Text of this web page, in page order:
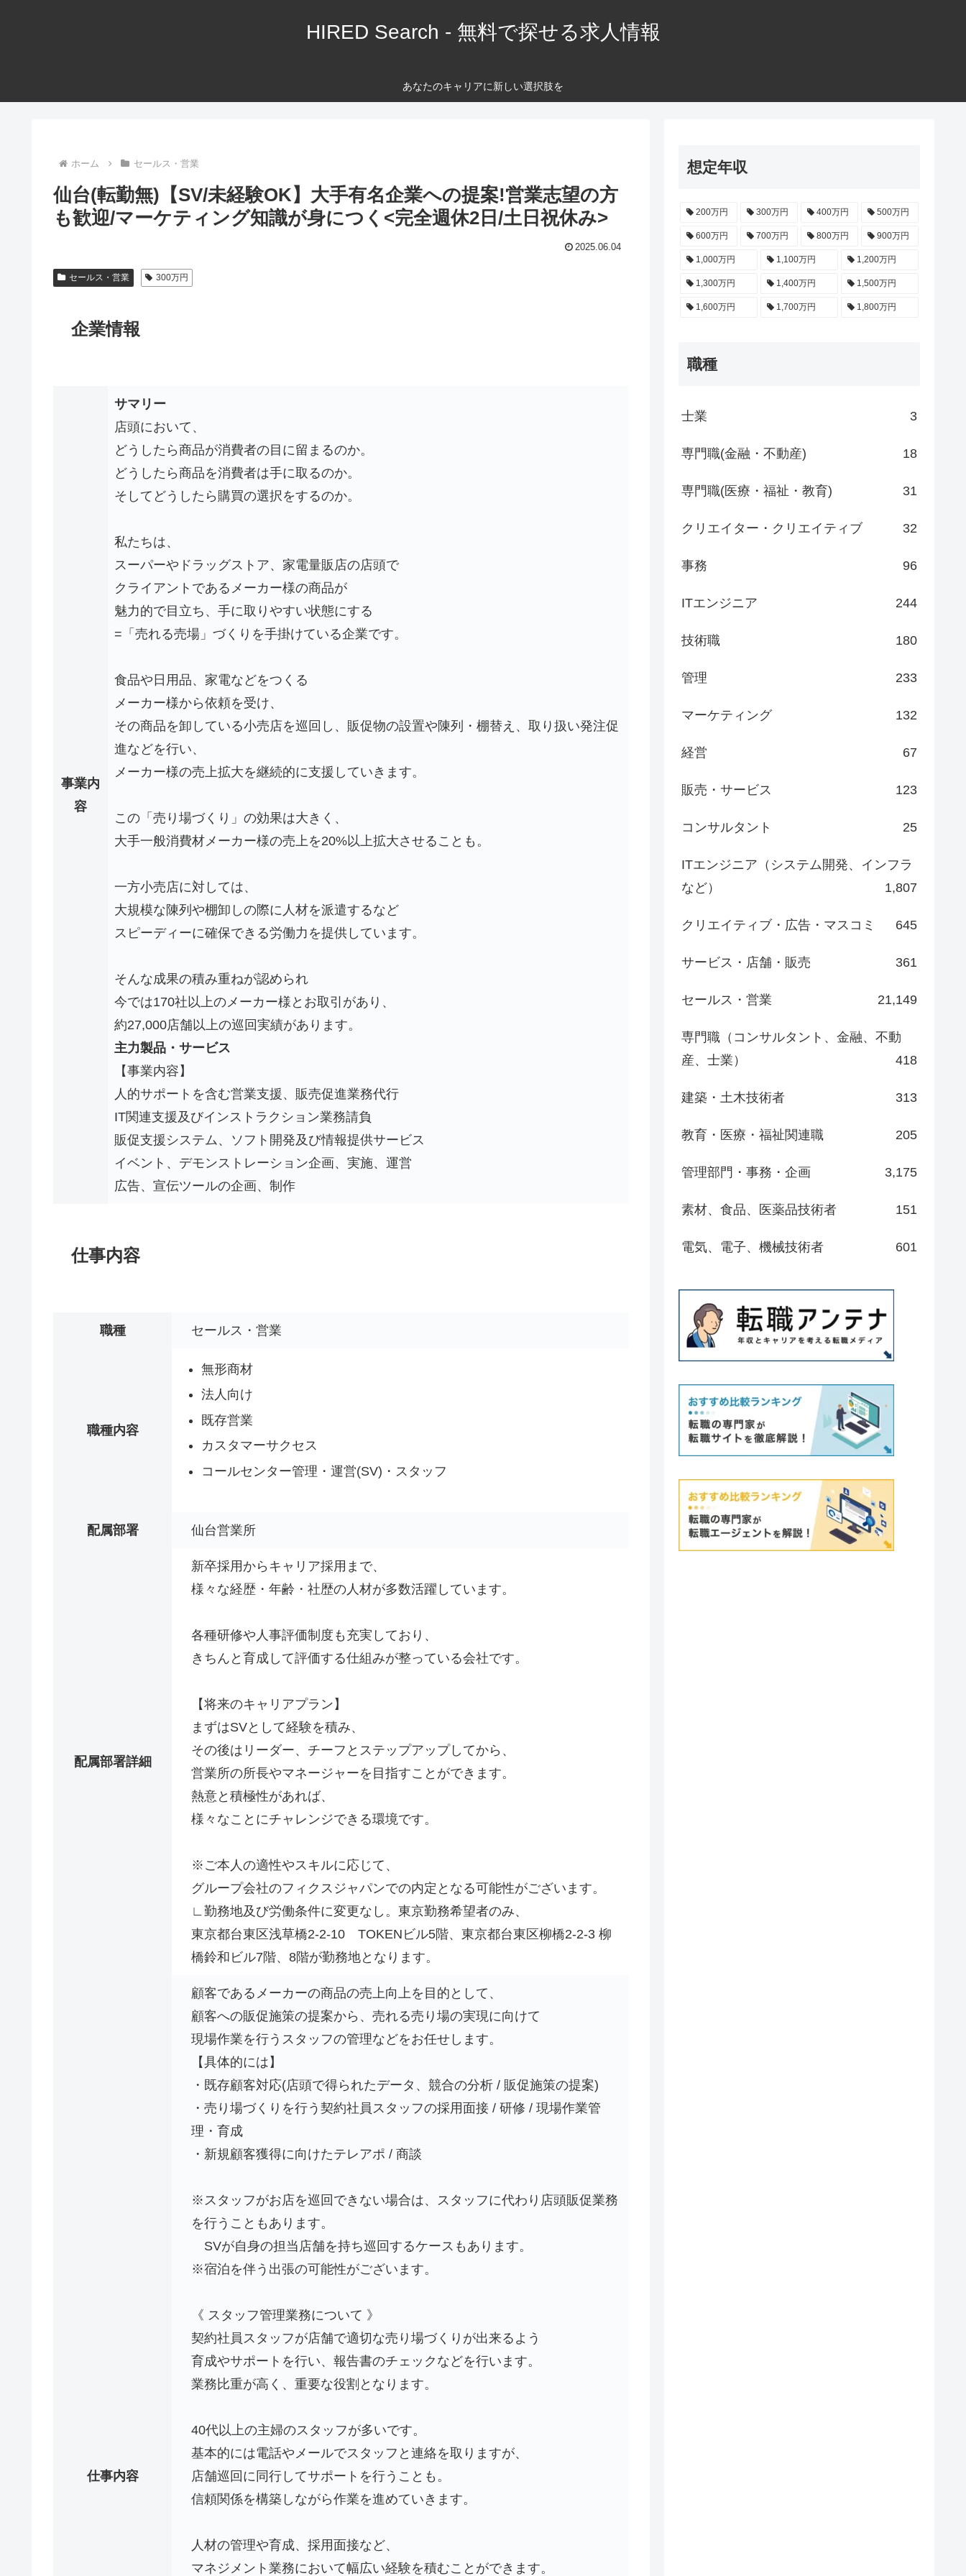
HIRED Search - 無料で探せる求人情報
あなたのキャリアに新しい選択肢を
ホーム セールス・営業
仙台(転勤無)【SV/未経験OK】大手有名企業への提案!営業志望の方
も歓迎/マーケティング知識が身につく<完全週休2日/土日祝休み>
2025.06.04
セールス・営業 300万円
企業情報
事業内
容
サマリー
店頭において、
どうしたら商品が消費者の目に留まるのか。
どうしたら商品を消費者は手に取るのか。
そしてどうしたら購買の選択をするのか。
私たちは、
スーパーやドラッグストア、家電量販店の店頭で
クライアントであるメーカー様の商品が
魅力的で目立ち、手に取りやすい状態にする
=「売れる売場」づくりを手掛けている企業です。
食品や日用品、家電などをつくる
メーカー様から依頼を受け、
その商品を卸している小売店を巡回し、販促物の設置や陳列・棚替え、取り扱い発注促
進などを行い、
メーカー様の売上拡大を継続的に支援していきます。
この「売り場づくり」の効果は大きく、
大手一般消費材メーカー様の売上を20%以上拡大させることも。
一方小売店に対しては、
大規模な陳列や棚卸しの際に人材を派遣するなど
スピーディーに確保できる労働力を提供しています。
そんな成果の積み重ねが認められ
今では170社以上のメーカー様とお取引があり、
約27,000店舗以上の巡回実績があります。
主力製品・サービス
【事業内容】
人的サポートを含む営業支援、販売促進業務代行
IT関連支援及びインストラクション業務請負
販促支援システム、ソフト開発及び情報提供サービス
イベント、デモンストレーション企画、実施、運営
広告、宣伝ツールの企画、制作
仕事内容
職種 セールス・営業
職種内容
無形商材
法人向け
既存営業
カスタマーサクセス
コールセンター管理・運営(SV)・スタッフ
配属部署 仙台営業所
配属部署詳細
新卒採用からキャリア採用まで、
様々な経歴・年齢・社歴の人材が多数活躍しています。
各種研修や人事評価制度も充実しており、
きちんと育成して評価する仕組みが整っている会社です。
【将来のキャリアプラン】
まずはSVとして経験を積み、
その後はリーダー、チーフとステップアップしてから、
営業所の所長やマネージャーを目指すことができます。
熱意と積極性があれば、
様々なことにチャレンジできる環境です。
※ご本人の適性やスキルに応じて、
グループ会社のフィクスジャパンでの内定となる可能性がございます。
∟勤務地及び労働条件に変更なし。東京勤務希望者のみ、
東京都台東区浅草橋2-2-10 TOKENビル5階、東京都台東区柳橋2-2-3 柳
橋鈴和ビル7階、8階が勤務地となります。
仕事内容
顧客であるメーカーの商品の売上向上を目的として、
顧客への販促施策の提案から、売れる売り場の実現に向けて
現場作業を行うスタッフの管理などをお任せします。
【具体的には】
・既存顧客対応(店頭で得られたデータ、競合の分析 / 販促施策の提案)
・売り場づくりを行う契約社員スタッフの採用面接 / 研修 / 現場作業管
理・育成
・新規顧客獲得に向けたテレアポ / 商談
※スタッフがお店を巡回できない場合は、スタッフに代わり店頭販促業務
を行うこともあります。
SVが自身の担当店舗を持ち巡回するケースもあります。
※宿泊を伴う出張の可能性がございます。
《 スタッフ管理業務について 》
契約社員スタッフが店舗で適切な売り場づくりが出来るよう
育成やサポートを行い、報告書のチェックなどを行います。
業務比重が高く、重要な役割となります。
40代以上の主婦のスタッフが多いです。
基本的には電話やメールでスタッフと連絡を取りますが、
店舗巡回に同行してサポートを行うことも。
信頼関係を構築しながら作業を進めていきます。
人材の管理や育成、採用面接など、
マネジメント業務において幅広い経験を積むことができます。
想定年収
200万円 300万円 400万円 500万円
600万円 700万円 800万円 900万円
1,000万円 1,100万円 1,200万円
1,300万円 1,400万円 1,500万円
1,600万円 1,700万円 1,800万円
職種
士業 3
専門職(金融・不動産) 18
専門職(医療・福祉・教育) 31
クリエイター・クリエイティブ 32
事務 96
ITエンジニア 244
技術職 180
管理 233
マーケティング 132
経営 67
販売・サービス 123
コンサルタント 25
ITエンジニア（システム開発、インフラ
など）
1,807
クリエイティブ・広告・マスコミ 645
サービス・店舗・販売 361
セールス・営業 21,149
専門職（コンサルタント、金融、不動
産、士業）
418
建築・土木技術者 313
教育・医療・福祉関連職 205
管理部門・事務・企画 3,175
素材、食品、医薬品技術者 151
電気、電子、機械技術者 601